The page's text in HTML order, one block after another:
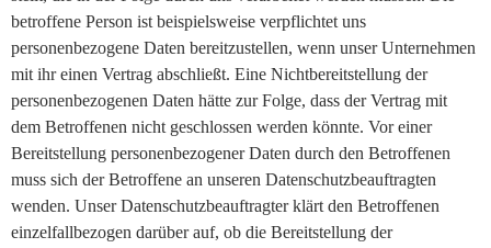
betroffene Person ist beispielsweise verpflichtet uns
personenbezogene Daten bereitzustellen, wenn unser Unternehmen
mit ihr einen Vertrag abschließt. Eine Nichtbereitstellung der
personenbezogenen Daten hätte zur Folge, dass der Vertrag mit
dem Betroffenen nicht geschlossen werden könnte. Vor einer
Bereitstellung personenbezogener Daten durch den Betroffenen
muss sich der Betroffene an unseren Datenschutzbeauftragten
wenden. Unser Datenschutzbeauftragter klärt den Betroffenen
einzelfallbezogen darüber auf, ob die Bereitstellung der